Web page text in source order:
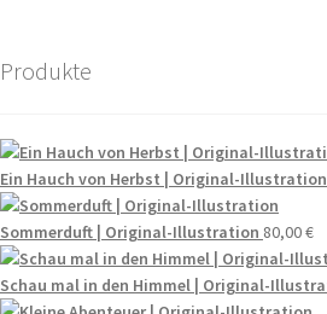
Produkte
Ein Hauch von Herbst | Original-Illustration
Sommerduft | Original-Illustration 80,00€
Schau mal in den Himmel | Original-